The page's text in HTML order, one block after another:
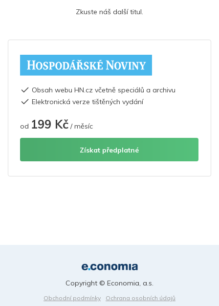
Zkuste náš další titul.
Obsah webu HN.cz včetně speciálů a archivu
Elektronická verze tištěných vydání
od 199 Kč / měsíc
Získat předplatné
Obchodní podmínky
Ochrana osobních údajů
Copyright © Economia, a.s.